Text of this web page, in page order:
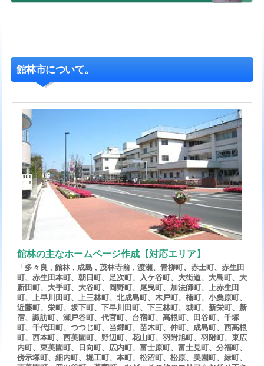
館林市について。
館林の主なホームページ作成【対応エリア】
「多々良 , 館林 , 成島 , 茂林寺前 , 渡瀬、青柳町、赤土町、赤生田
町、赤生田本町、朝日町、足次町、入ケ谷町、大街道、大島町、大
新田町、大手町、大谷町、岡野町、尾曳町、加法師町、上赤生田
町、上早川田町、上三林町、北成島町、木戸町、楠町、小桑原町、
近藤町、栄町、坂下町、下早川田町、下三林町、城町、新栄町、新
宿、諏訪町、瀬戸谷町、代官町、台宿町、高根町、田谷町、千塚
町、千代田町、つつじ町、当郷町、苗木町、仲町、成島町、西高根
町、西本町、西美園町、野辺町、花山町、羽附旭町、羽附町、東広
内町、東美園町、日向町、広内町、富士原町、富士見町、分福町、
傍示塚町、細内町、堀工町、本町、松沼町、松原、美園町、緑町、